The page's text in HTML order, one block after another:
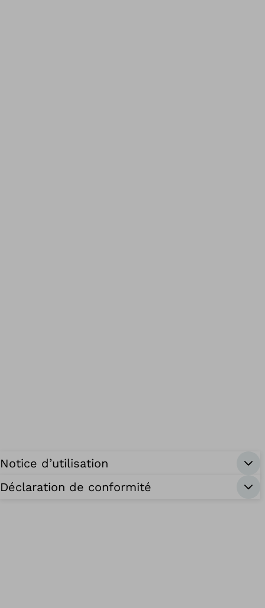
Notice d’utilisation
Déclaration de conformité